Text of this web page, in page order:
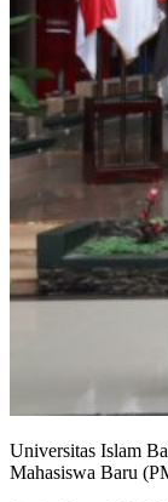
Universitas Islam
Mahasiswa Baru